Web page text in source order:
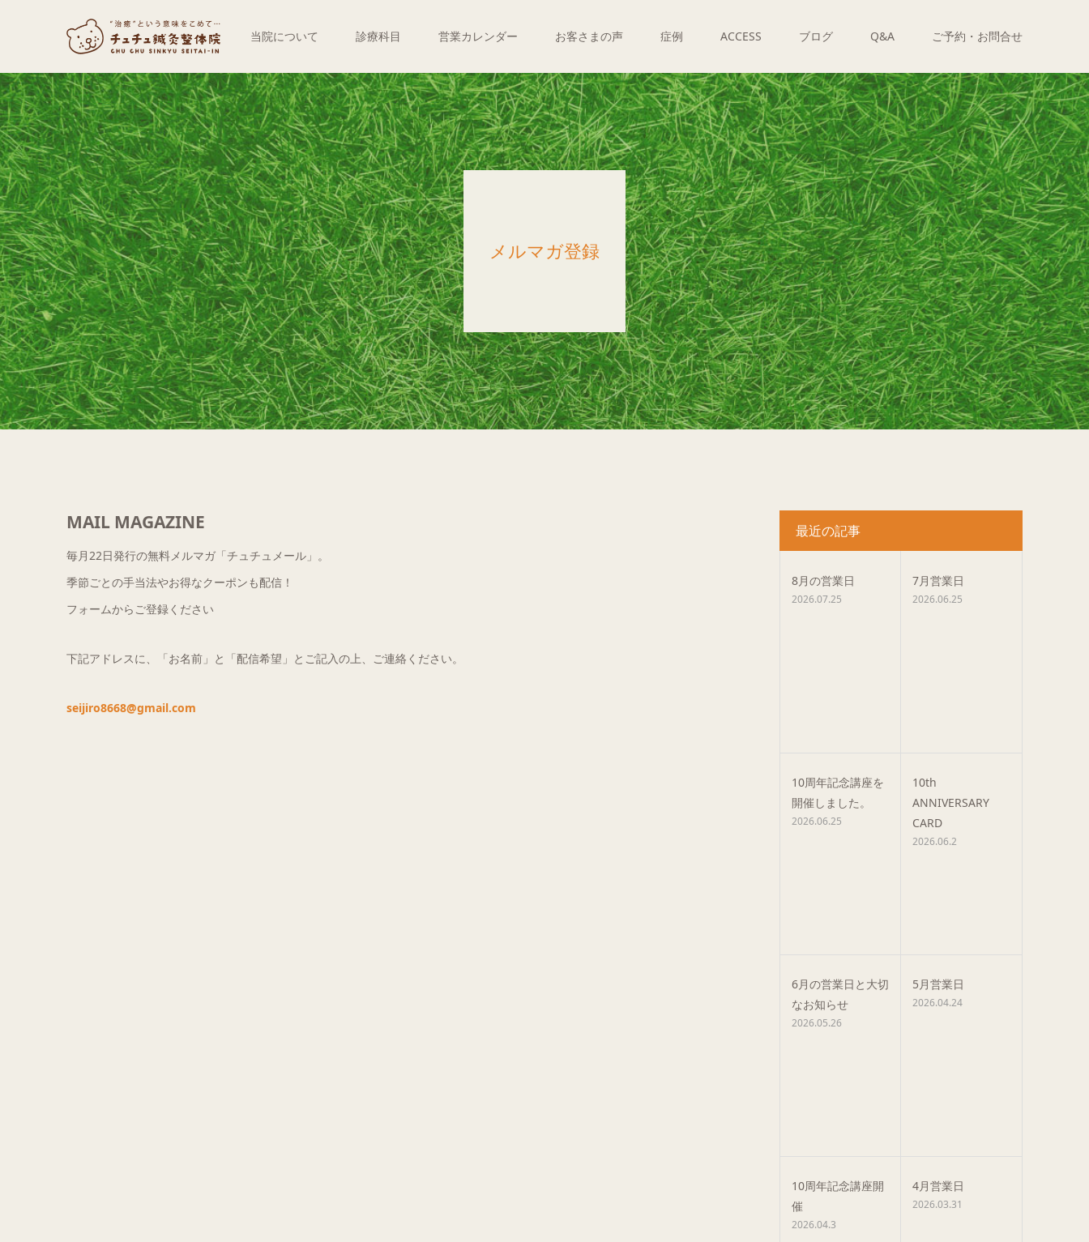
当院について 診療科目 営業カレンダー お客さまの声 症例 ACCESS ブログ Q&A ご予約・お問合せ
メルマガ登録
MAIL MAGAZINE
毎月22日発行の無料メルマガ「チュチュメール」。
季節ごとの手当法やお得なクーポンも配信！
フォームからご登録ください
下記アドレスに、「お名前」と「配信希望」とご記入の上、ご連絡ください。
seijiro8668@gmail.com
最近の記事
8月の営業日
2026.07.25
7月営業日
2026.06.25
10周年記念講座を
開催しました。
2026.06.25
10th
ANNIVERSARY
CARD
2026.06.2
6月の営業日と大切
なお知らせ
2026.05.26
5月営業日
2026.04.24
10周年記念講座開
催
2026.04.3
4月営業日
2026.03.31